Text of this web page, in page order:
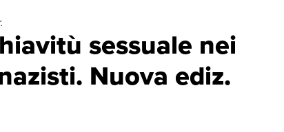
sessuale nei
Nuova ediz.
Nuova ediz. | Libri antichi e moderni | Alakus Baris,